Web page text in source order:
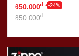
650.000đ -24%
850.000đ